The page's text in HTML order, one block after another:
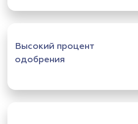
Высокий процент
одобрения